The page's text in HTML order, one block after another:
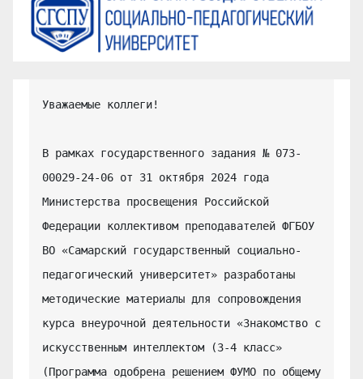
Уважаемые коллеги!
В рамках государственного задания № 073-
00029-24-06 от 31 октября 2024 года
Министерства просвещения Российской
Федерации коллективом преподавателей ФГБОУ
ВО «Самарский государственный социально-
педагогический университет» разработаны
методические материалы для сопровождения
курса внеурочной деятельности «Знакомство с
искусственным интеллектом (3-4 класс»
(Программа одобрена решением ФУМО по общему